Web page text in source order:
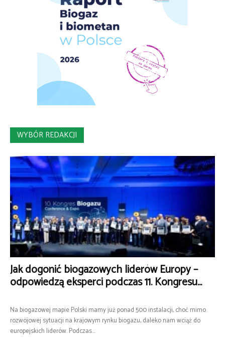
WYBÓR REDAKCJI
Jak dogonić biogazowych liderów Europy –
odpowiedzą eksperci podczas 11. Kongresu...
Na biogazowej mapie Polski mamy już ponad 500 instalacji, choć mimo
rozwojowej sytuacji na krajowym rynku biogazu, daleko nam wciąż do
europejskich liderów. Podczas...